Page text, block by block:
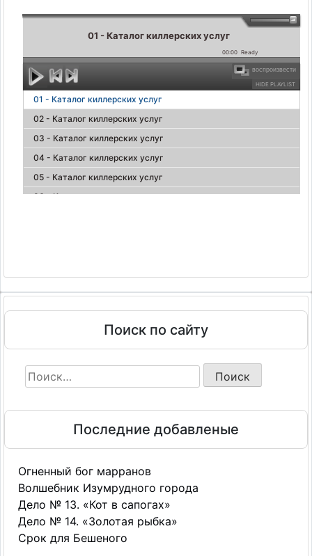
01 - Каталог киллерских услуг
00:00 Ready
HIDE PLAYLIST
воспроизвести
01 - Каталог киллерских услуг
02 - Каталог киллерских услуг
03 - Каталог киллерских услуг
04 - Каталог киллерских услуг
05 - Каталог киллерских услуг
06 - Каталог киллерских услуг
10 - Каталог киллерских услуг
11 - Каталог киллерских услуг
12 - Каталог киллерских услуг
13 - Каталог киллерских услуг
14 - Каталог киллерских услуг
15 - Каталог киллерских услуг
17 - Каталог киллерских услуг
Поиск по сайту
Найти:
Последние добавленые
Огненный бог марранов
Волшебник Изумрудного города
Дело № 13. «Кот в сапогах»
Дело № 14. «Золотая рыбка»
Срок для Бешеного